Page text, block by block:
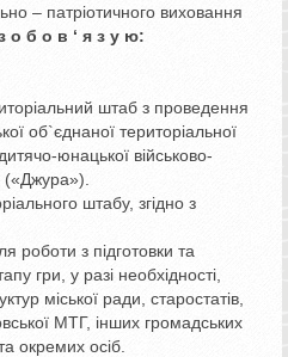
– патріотичного виховання
о б о в ‘ я з у ю:
штаб з проведення
об`єднаної територіальної
юнацької військово-
(«Джура»).
штабу, згідно з
роботи з підготовки та
гри, у разі необхідності,
міської ради, старостатів,
МТГ, інших громадських
окремих осіб.